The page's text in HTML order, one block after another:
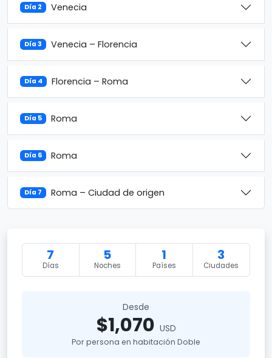
Día 2 Venecia
Día 3 Venecia – Florencia
Día 4 Florencia – Roma
Día 5 Roma
Día 6 Roma
Día 7 Roma – Ciudad de origen
7
Días
5
Noches
1
Países
3
Ciudades
Desde
$1,070 USD
Por persona en habitación Doble